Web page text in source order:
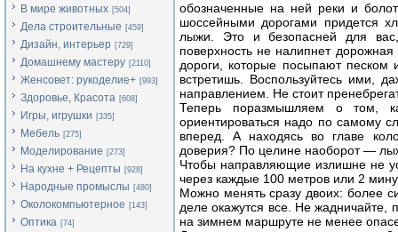
В мире животных [504]
Дела строительные [459]
Дизайн, интерьер [729]
Домашнему мастеру [2110]
Женсовет: рукоделие+ [993]
Здоровье, Красота [608]
Игры, игрушки [335]
Мебель [275]
Моделирование [273]
На кухне + Рецепты [928]
Народные промыслы [480]
Околокомпьютерное [143]
Оптика [74]
обозначенные на ней реки и
шоссейными дорогами придется
лыжи. Это и безопасней для
поверхность не налипнет
дороги, которые посыпают песком
встретишь. Воспользуйтесь ими,
направлением. Не стоит
Теперь поразмышляем о том,
ориентироваться надо по самому
вперед. А находясь во главе
доверия? По целине наоборот —
Чтобы направляющие излишне не
через каждые 100 метров или 2
Можно менять сразу двоих: более
деле окажутся все. Не
на зимнем маршруте не менее